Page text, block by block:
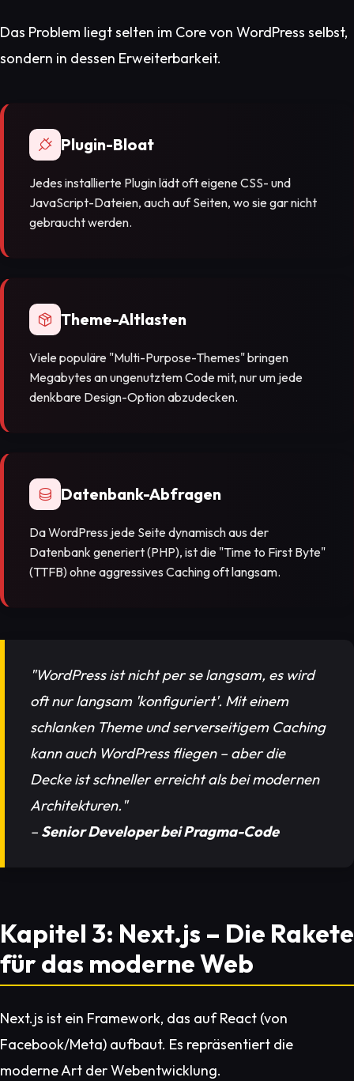
Das Problem liegt selten im Core von WordPress selbst,
sondern in dessen Erweiterbarkeit.
Plugin-Bloat
Jedes installierte Plugin lädt oft eigene CSS- und
JavaScript-Dateien, auch auf Seiten, wo sie gar nicht
gebraucht werden.
Theme-Altlasten
Viele populäre "Multi-Purpose-Themes" bringen
Megabytes an ungenutztem Code mit, nur um jede
denkbare Design-Option abzudecken.
Datenbank-Abfragen
Da WordPress jede Seite dynamisch aus der
Datenbank generiert (PHP), ist die "Time to First Byte"
(TTFB) ohne aggressives Caching oft langsam.
"WordPress ist nicht per se langsam, es wird
oft nur langsam 'konfiguriert'. Mit einem
schlanken Theme und serverseitigem Caching
kann auch WordPress fliegen – aber die
Decke ist schneller erreicht als bei modernen
Architekturen."
– Senior Developer bei Pragma-Code
Kapitel 3: Next.js – Die Rakete
für das moderne Web
Next.js ist ein Framework, das auf React (von
Facebook/Meta) aufbaut. Es repräsentiert die
moderne Art der Webentwicklung.